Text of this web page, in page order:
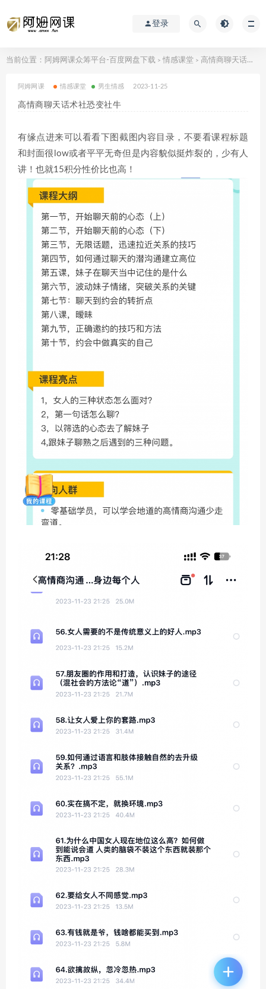
登录
当前位置： 阿姆网课众筹平台-百度网盘下载 > 情感课堂 > 高情商聊天话术社恐变社牛
阿姆网课 情感课堂 男生情感 2023-11-25
高情商聊天话术社恐变社牛
有缘点进来可以看看下图截图内容目录，不要看课程标题
和封面很low或者平平无奇但是内容貌似挺炸裂的，少有人
讲！也就15积分性价比也高！